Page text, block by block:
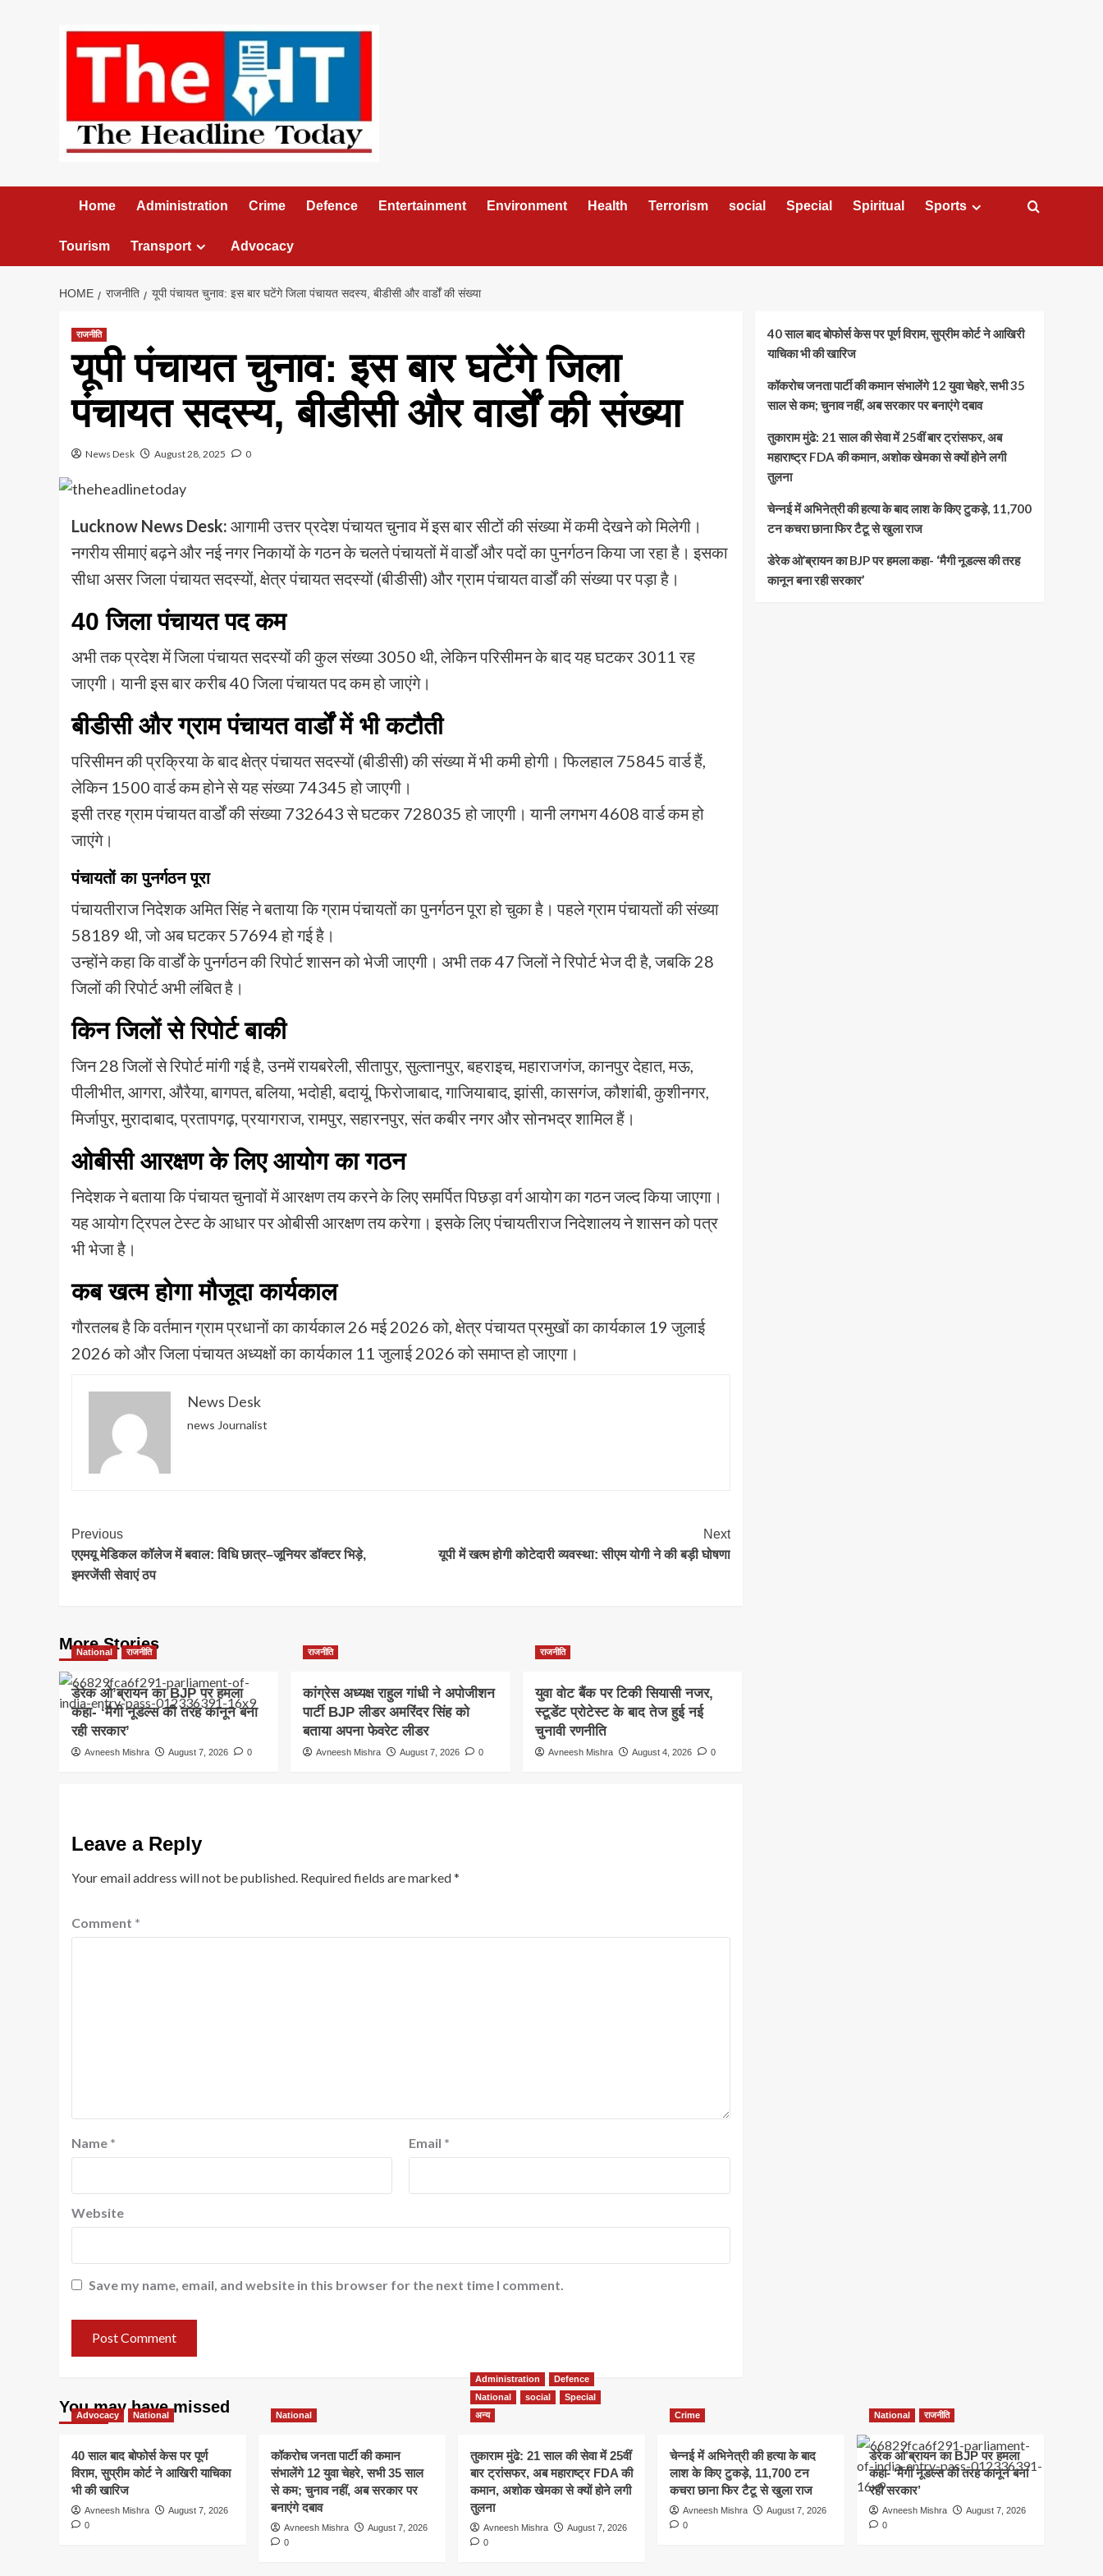
Home Administration Crime Defence Entertainment Environment Health Terrorism social Special Spiritual Sports
Tourism Transport Advocacy
HOME राजनीति यूपी पंचायत चुनाव: इस बार घटेंगे जिला पंचायत सदस्य, बीडीसी और वार्डों की संख्या
राजनीति
यूपी पंचायत चुनाव: इस बार घटेंगे जिला
पंचायत सदस्य, बीडीसी और वार्डों की संख्या
News Desk August 28, 2025 0
Lucknow News Desk: आगामी उत्तर प्रदेश पंचायत चुनाव में इस बार सीटों की संख्या में कमी देखने को मिलेगी।
नगरीय सीमाएं बढ़ने और नई नगर निकायों के गठन के चलते पंचायतों में वार्डों और पदों का पुनर्गठन किया जा रहा है। इसका
सीधा असर जिला पंचायत सदस्यों, क्षेत्र पंचायत सदस्यों (बीडीसी) और ग्राम पंचायत वार्डों की संख्या पर पड़ा है।
40 जिला पंचायत पद कम
अभी तक प्रदेश में जिला पंचायत सदस्यों की कुल संख्या 3050 थी, लेकिन परिसीमन के बाद यह घटकर 3011 रह
जाएगी। यानी इस बार करीब 40 जिला पंचायत पद कम हो जाएंगे।
बीडीसी और ग्राम पंचायत वार्डों में भी कटौती
परिसीमन की प्रक्रिया के बाद क्षेत्र पंचायत सदस्यों (बीडीसी) की संख्या में भी कमी होगी। फिलहाल 75845 वार्ड हैं,
लेकिन 1500 वार्ड कम होने से यह संख्या 74345 हो जाएगी।
इसी तरह ग्राम पंचायत वार्डों की संख्या 732643 से घटकर 728035 हो जाएगी। यानी लगभग 4608 वार्ड कम हो
जाएंगे।
पंचायतों का पुनर्गठन पूरा
पंचायतीराज निदेशक अमित सिंह ने बताया कि ग्राम पंचायतों का पुनर्गठन पूरा हो चुका है। पहले ग्राम पंचायतों की संख्या
58189 थी, जो अब घटकर 57694 हो गई है।
उन्होंने कहा कि वार्डों के पुनर्गठन की रिपोर्ट शासन को भेजी जाएगी। अभी तक 47 जिलों ने रिपोर्ट भेज दी है, जबकि 28
जिलों की रिपोर्ट अभी लंबित है।
किन जिलों से रिपोर्ट बाकी
जिन 28 जिलों से रिपोर्ट मांगी गई है, उनमें रायबरेली, सीतापुर, सुल्तानपुर, बहराइच, महाराजगंज, कानपुर देहात, मऊ,
पीलीभीत, आगरा, औरैया, बागपत, बलिया, भदोही, बदायूं, फिरोजाबाद, गाजियाबाद, झांसी, कासगंज, कौशांबी, कुशीनगर,
मिर्जापुर, मुरादाबाद, प्रतापगढ़, प्रयागराज, रामपुर, सहारनपुर, संत कबीर नगर और सोनभद्र शामिल हैं।
ओबीसी आरक्षण के लिए आयोग का गठन
निदेशक ने बताया कि पंचायत चुनावों में आरक्षण तय करने के लिए समर्पित पिछड़ा वर्ग आयोग का गठन जल्द किया जाएगा।
यह आयोग ट्रिपल टेस्ट के आधार पर ओबीसी आरक्षण तय करेगा। इसके लिए पंचायतीराज निदेशालय ने शासन को पत्र
भी भेजा है।
कब खत्म होगा मौजूदा कार्यकाल
गौरतलब है कि वर्तमान ग्राम प्रधानों का कार्यकाल 26 मई 2026 को, क्षेत्र पंचायत प्रमुखों का कार्यकाल 19 जुलाई
2026 को और जिला पंचायत अध्यक्षों का कार्यकाल 11 जुलाई 2026 को समाप्त हो जाएगा।
News Desk
news Journalist
Post
Navigation
Previous
एएमयू मेडिकल कॉलेज में बवाल: विधि छात्र–जूनियर डॉक्टर भिड़े,
इमरजेंसी सेवाएं ठप
Next
यूपी में खत्म होगी कोटेदारी व्यवस्था: सीएम योगी ने की बड़ी घोषणा
More Stories
National राजनीति
डेरेक ओ’ब्रायन का BJP पर हमला
कहा- ‘मैगी नूडल्स की तरह कानून बना
रही सरकार’
Avneesh Mishra August 7, 2026 0
राजनीति
कांग्रेस अध्यक्ष राहुल गांधी ने अपोजीशन
पार्टी BJP लीडर अमरिंदर सिंह को
बताया अपना फेवरेट लीडर
Avneesh Mishra August 7, 2026 0
राजनीति
युवा वोट बैंक पर टिकी सियासी नजर,
स्टूडेंट प्रोटेस्ट के बाद तेज हुई नई
चुनावी रणनीति
Avneesh Mishra August 4, 2026 0
Leave a Reply
Your email address will not be published. Required fields are marked*
Comment *
Name * Email *
Website
Save my name, email, and website in this browser for the next time I comment.
40 साल बाद बोफोर्स केस पर पूर्ण विराम, सुप्रीम कोर्ट ने आखिरी
याचिका भी की खारिज
कॉकरोच जनता पार्टी की कमान संभालेंगे 12 युवा चेहरे, सभी 35
साल से कम; चुनाव नहीं, अब सरकार पर बनाएंगे दबाव
तुकाराम मुंढे: 21 साल की सेवा में 25वीं बार ट्रांसफर, अब
महाराष्ट्र FDA की कमान, अशोक खेमका से क्यों होने लगी
तुलना
चेन्नई में अभिनेत्री की हत्या के बाद लाश के किए टुकड़े, 11,700
टन कचरा छाना फिर टैटू से खुला राज
डेरेक ओ’ब्रायन का BJP पर हमला कहा- ‘मैगी नूडल्स की तरह
कानून बना रही सरकार’
You may have missed
Advocacy National
40 साल बाद बोफोर्स केस पर पूर्ण
विराम, सुप्रीम कोर्ट ने आखिरी याचिका
भी की खारिज
Avneesh Mishra
August 7, 2026
0
National
कॉकरोच जनता पार्टी की कमान
संभालेंगे 12 युवा चेहरे, सभी 35 साल
से कम; चुनाव नहीं, अब सरकार पर
बनाएंगे दबाव
Avneesh Mishra
August 7, 2026
0
Administration
Defence
National
social
Special
अन्य
तुकाराम मुंढे: 21 साल की सेवा में 25वीं
बार ट्रांसफर, अब महाराष्ट्र FDA की
कमान, अशोक खेमका से क्यों होने लगी
तुलना
Avneesh Mishra
August 7, 2026
0
Crime
चेन्नई में अभिनेत्री की हत्या के बाद
लाश के किए टुकड़े, 11,700 टन
कचरा छाना फिर टैटू से खुला राज
Avneesh Mishra
August 7, 2026
0
National राजनीति
डेरेक ओ’ब्रायन का BJP पर हमला
कहा- ‘मैगी नूडल्स की तरह कानून बना
रही सरकार’
Avneesh Mishra
August 7, 2026
0